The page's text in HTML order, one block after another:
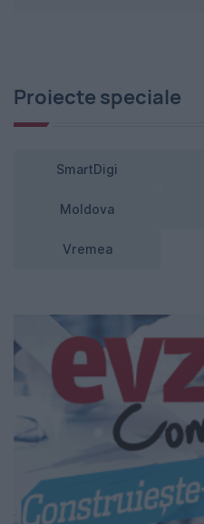
Proiecte speciale
SmartDigi
Moldova
Vremea